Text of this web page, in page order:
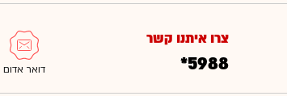
צרו איתנו קשר
*5988